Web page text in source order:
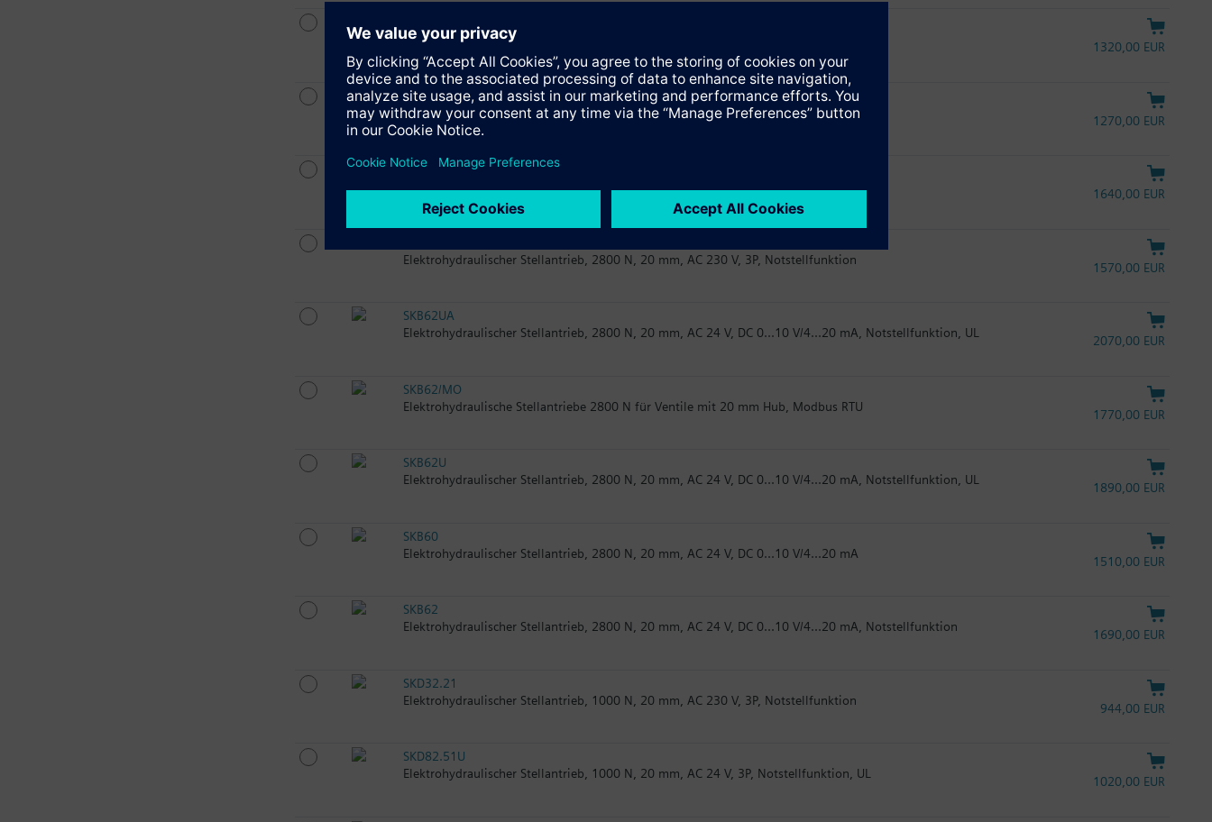
Elektrohydraulischer Stellantrieb, 2800 N, 20 mm, AC 230 V, 3P
1320,00 EUR
SKB82.50U
Elektrohydraulischer Stellantrieb, 2800 N, 20 mm, AC 24 V, 3P, UL
1270,00 EUR
SKB82.51U
1640,00 EUR
Elektrohydraulischer Stellantrieb, 2800 N, 20 mm, AC 230 V, 3P, Notstellfunktion
1570,00 EUR
SKB62UA
Elektrohydraulischer Stellantrieb, 2800 N, 20 mm, AC 24 V, DC 0...10 V/4...20 mA, Notstellfunktion, UL
2070,00 EUR
SKB62/MO
Elektrohydraulische Stellantriebe 2800 N für Ventile mit 20 mm Hub, Modbus RTU
1770,00 EUR
SKB62U
Elektrohydraulischer Stellantrieb, 2800 N, 20 mm, AC 24 V, DC 0...10 V/4...20 mA, Notstellfunktion, UL
1890,00 EUR
SKB60
Elektrohydraulischer Stellantrieb, 2800 N, 20 mm, AC 24 V, DC 0...10 V/4...20 mA
1510,00 EUR
SKB62
Elektrohydraulischer Stellantrieb, 2800 N, 20 mm, AC 24 V, DC 0...10 V/4...20 mA, Notstellfunktion
1690,00 EUR
SKD32.21
Elektrohydraulischer Stellantrieb, 1000 N, 20 mm, AC 230 V, 3P, Notstellfunktion
944,00 EUR
SKD82.51U
Elektrohydraulischer Stellantrieb, 1000 N, 20 mm, AC 24 V, 3P, Notstellfunktion, UL
1020,00 EUR